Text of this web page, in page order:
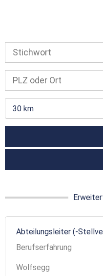
30 km
Abteilungsleiter (-
Berufserfahrung
Wolfsegg